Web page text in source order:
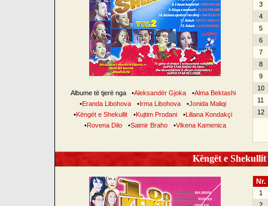
Albume të tjerë nga •Aleksandër Gjoka •Alma Bektashi
•Eranda Libohova •Irma Libohova •Jonida Maliqi
•Këngët e Shekullit •Kujtim Prodani •Liliana Kondakçi
•Rovena Dilo •Saimir Braho •Vikena Kamenica
3
4
5
6
7
8
9
10
11
12
Këngët e
Nr.
1